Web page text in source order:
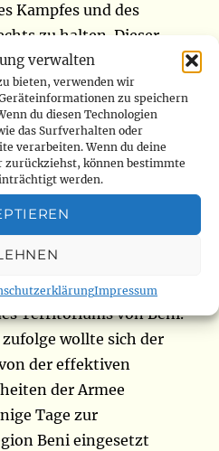
verwalten
bieten, verwenden wir
zu speichern
du diesen Technologien
das Surfverhalten oder
verarbeiten. Wenn du deine
können bestimmte
werden.
Impressum
Kampfes und des
zu halten. Dieser
den 30. Oktober,
in Beni lanciert, wo er
aufhält.
nach Nyaleke,
die Stadt Beni), dann
Mbau, Oicha und
Positionen hat, um die
vor ADF-
Er endete seine Runde
Armee in Isale und
Territoriums von Beni.
wollte sich der
der effektiven
der Armee
Tage zur
Beni eingesetzt